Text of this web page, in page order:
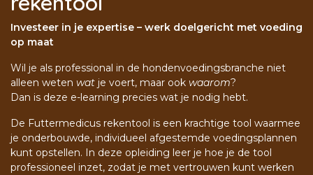
Investeer in je expertise – werk doelgericht met voeding
op maat
Wil je als professional in de hondenvoedingsbranche niet
alleen weten wat je voert, maar ook waarom?
Dan is deze e-learning precies wat je nodig hebt.
De Futtermedicus rekentool is een krachtige tool waarmee
je onderbouwde, individueel afgestemde voedingsplannen
kunt opstellen. In deze opleiding leer je hoe je de tool
professioneel inzet, zodat je met vertrouwen kunt werken